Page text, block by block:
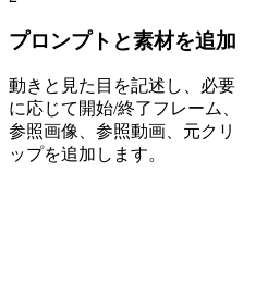
プロンプトと素材を追加
動きと見た目を記述し、必要
に応じて開始/終了フレーム、
参照画像、参照動画、元クリ
ップを追加します。